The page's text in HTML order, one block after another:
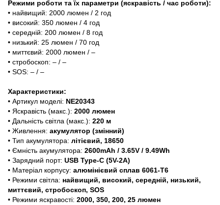
Режими роботи та їх параметри (яскравість / час роботи):
• найвищий: 2000 люмен / 2 год
• високий: 350 люмен / 4 год
• середній: 200 люмен / 8 год
• низький: 25 люмен / 70 год
• миттєвий: 2000 люмен / –
• стробоскоп: – / –
• SOS: – / –
Характеристики:
• Артикул моделі: NE20343
• Яскравість (макс.): 2000 люмен
• Дальність світла (макс.): 220 м
• Живлення: акумулятор (змінний)
• Тип акумулятора: літієвий, 18650
• Ємність акумулятора: 2600mAh / 3.65V / 9.49Wh
• Зарядний порт: USB Type-C (5V-2A)
• Матеріал корпусу: алюмінієвий сплав 6061-Т6
• Режими світла: найвищий, високий, середній, низький,
миттєвий, стробоскоп, SOS
• Режими яскравості: 2000, 350, 200, 25 люмен